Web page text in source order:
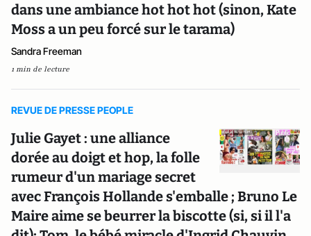
dans une ambiance hot hot hot (sinon, Kate
Moss a un peu forcé sur le tarama)
Sandra Freeman
1 min de lecture
REVUE DE PRESSE PEOPLE
Julie Gayet : une alliance
dorée au doigt et hop, la folle
rumeur d'un mariage secret
avec François Hollande s'emballe ; Bruno Le
Maire aime se beurrer la biscotte (si, si il l'a